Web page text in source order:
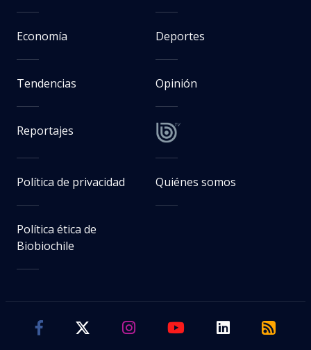
Economía Deportes
Tendencias Opinión
Reportajes
Política de privacidad Quiénes somos
Política ética de
Biobiochile